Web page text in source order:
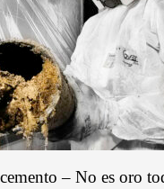
– No es oro